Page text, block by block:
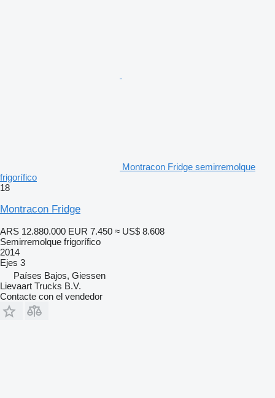
Montracon Fridge semirremolque
frigorífico
18
Montracon Fridge
ARS 12.880.000 EUR 7.450 ≈ US$ 8.608
Semirremolque frigorífico
2014
Ejes 3
Países Bajos, Giessen
Lievaart Trucks B.V.
Contacte con el vendedor